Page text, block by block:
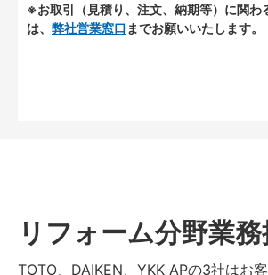
※お取引（見積り、注文、納期等）に関わ
は、 弊社営業窓口 までお願いいたします。
リフォーム分野業
TOTO、DAIKEN、YKK APの3社はお